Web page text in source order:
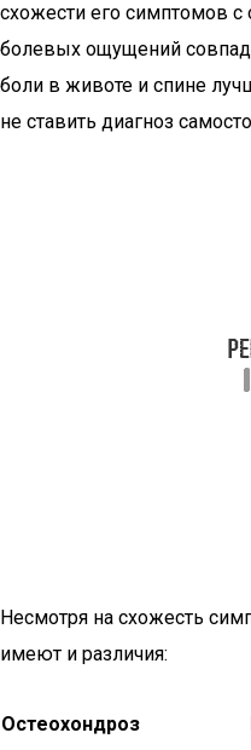
схожести его симптомов
болевых ощущений
боли в животе и спине
не ставить диагноз
Несмотря на схожесть
имеют и различия:
Остеохондроз